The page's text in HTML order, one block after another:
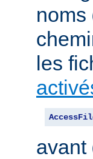
noms
les
avant